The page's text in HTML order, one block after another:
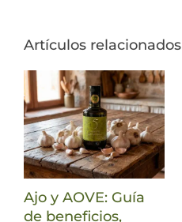
Artículos relacionados
Ajo y AOVE: Guía
de beneficios,